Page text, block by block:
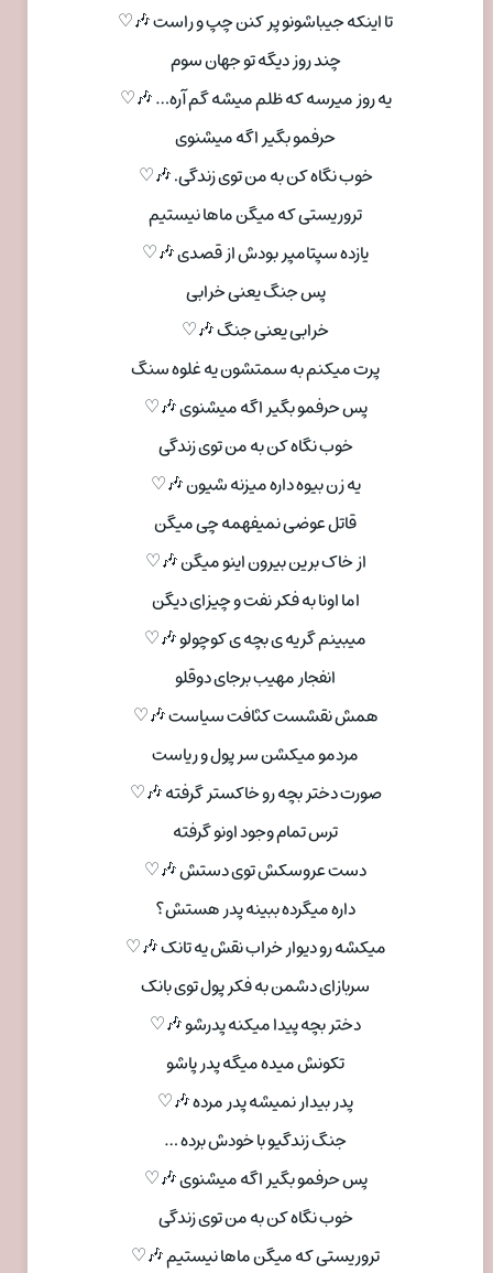
تا اینکه جیباشونو پر کنن چپ و راست 🎶♡
چند روز دیگه تو جهان سوم
یه روز میرسه که ظلم میشه گم آره… 🎶♡
حرفمو بگیر اگه میشنوی
خوب نگاه کن به من توی زندگی. 🎶♡
تروریستی که میگن ماها نیستیم
یازده سپتامپر بودش از قصدی 🎶♡
پس جنگ یعنی خرابی
خرابی یعنی جنگ 🎶♡
پرت میکنم به سمتشون یه غلوه سنگ
پس حرفمو بگیر اگه میشنوی 🎶♡
خوب نگاه کن به من توی زندگی
یه زن بیوه داره میزنه شیون 🎶♡
قاتل عوضی نمیفهمه چی میگن
از خاک برین بیرون اینو میگن 🎶♡
اما اونا به فکر نفت و چیزای دیگن
میبینم گریه ی بچه ی کوچولو 🎶♡
انفجار مهیب برجای دوقلو
همش نقشست کثافت سیاست 🎶♡
مردمو میکشن سر پول و ریاست
صورت دختر بچه رو خاکستر گرفته 🎶♡
ترس تمام وجود اونو گرفته
دست عروسکش توی دستش 🎶♡
داره میگرده ببینه پدر هستش؟
میکشه رو دیوار خراب نقش یه تانک 🎶♡
سربازای دشمن به فکر پول توی بانک
دختر بچه پیدا میکنه پدرشو 🎶♡
تکونش میده میگه پدر پاشو
پدر بیدار نمیشه پدر مرده 🎶♡
جنگ زندگیو با خودش برده …
پس حرفمو بگیر اگه میشنوی 🎶♡
خوب نگاه کن به من توی زندگی
تروریستی که میگن ماها نیستیم 🎶♡